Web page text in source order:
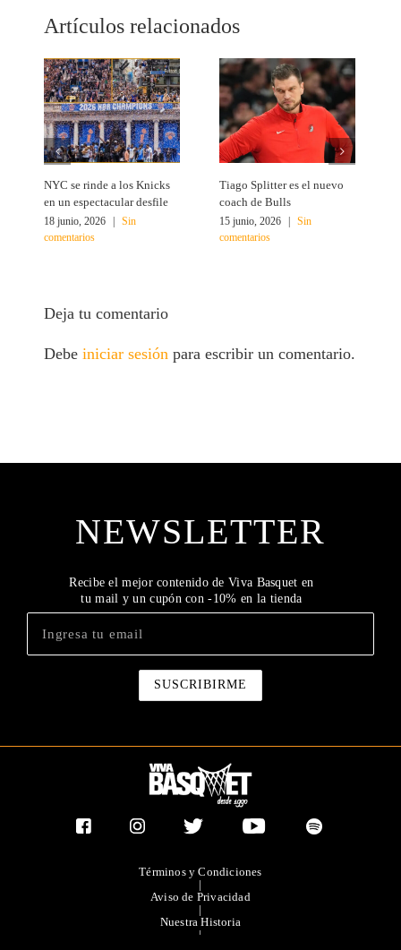
Artículos relacionados
NYC se rinde a los Knicks
en un espectacular desfile
18 junio, 2026 |
Sin
comentarios
Tiago Splitter es el nuevo
coach de Bulls
15 junio, 2026 |
Sin
comentarios
Deja tu comentario
Debeiniciar sesiónpara escribir un comentario.
NEWSLETTER
Recibe el mejor contenido de Viva Basquet en
tu mail y un cupón con -10% en la tienda
Términos y Condiciones
|
Aviso de Privacidad
|
Nuestra Historia
|